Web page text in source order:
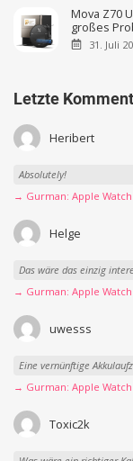
Mova Z70
großes
31. Juli
Letzte
Heribert
Absolutely!
→ Gurman: Apple
Helge
Das wäre das einzig
→ Gurman: Apple
uwesss
Eine vernünftige
→ Gurman: Apple
Toxic2k